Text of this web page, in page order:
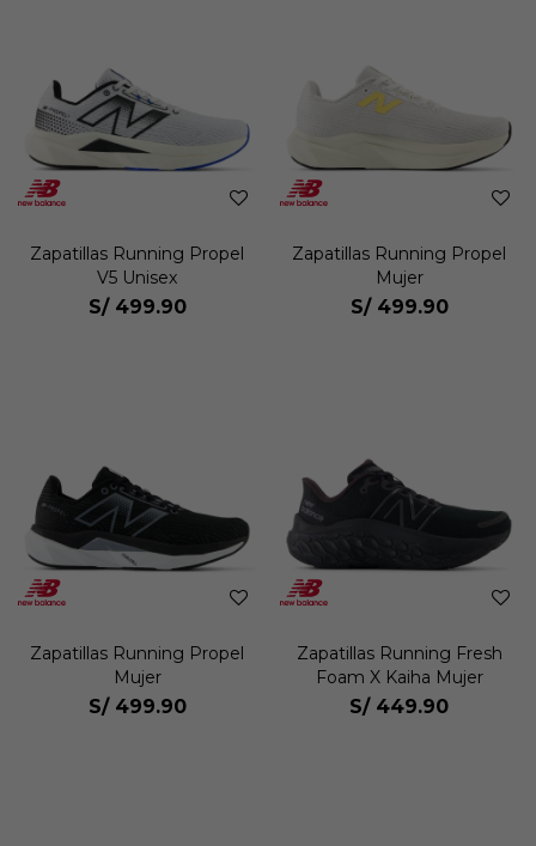
Zapatillas Running Propel
V5 Unisex
S/ 499.90
Zapatillas Running Propel
Mujer
S/ 499.90
Zapatillas Running Propel
Mujer
S/ 499.90
Zapatillas Running Fresh
Foam X Kaiha Mujer
S/ 449.90